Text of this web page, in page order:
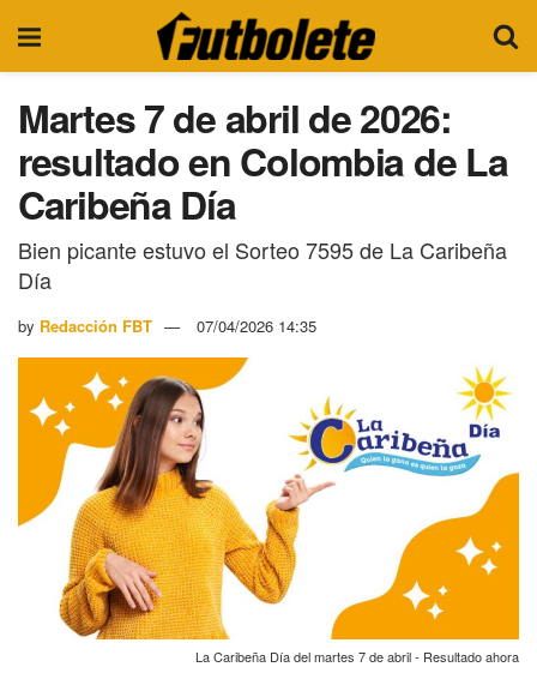
Martes 7 de abril de 2026:
resultado en Colombia de La
Caribeña Día
Bien picante estuvo el Sorteo 7595 de La Caribeña
Día
by Redacción FBT 07/04/2026 14:35
La Caribeña Día del martes 7 de abril - Resultado ahora